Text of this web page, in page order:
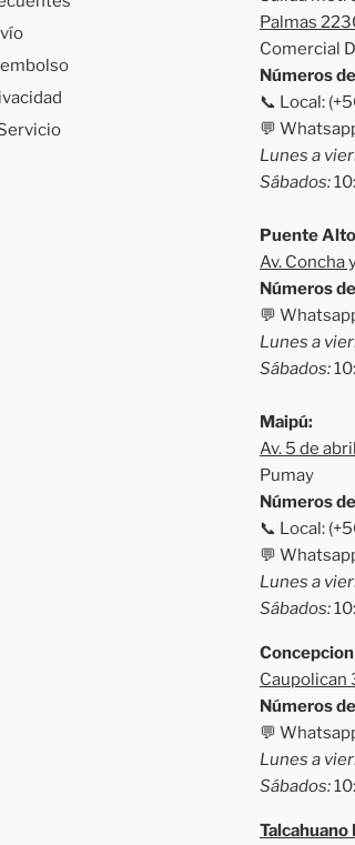
Palmas
Comercial
Números
📞 Local:
💬
Lunes a
Sábados:
Puente
Av. Concha
Números
💬
Lunes a
Sábados:
Maipú:
Av. 5 de
Pumay
Números
📞 Local:
💬
Lunes a
Sábados:
Caupolican
Números
💬
Lunes a
Sábados:
Talcahuano